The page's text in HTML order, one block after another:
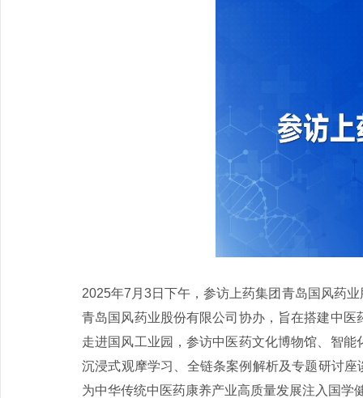
2025年7月3日下午，参访上药集团青岛国风药
青岛国风药业股份有限公司协办，旨在搭建中
走进国风工业园，参访中医药文化博物馆、智
沉浸式观摩学习、全链条案例解析及专题研讨
为中华传统中医药康养产业高质量发展注入国学